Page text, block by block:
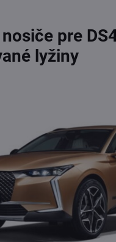
pre
lyžiny